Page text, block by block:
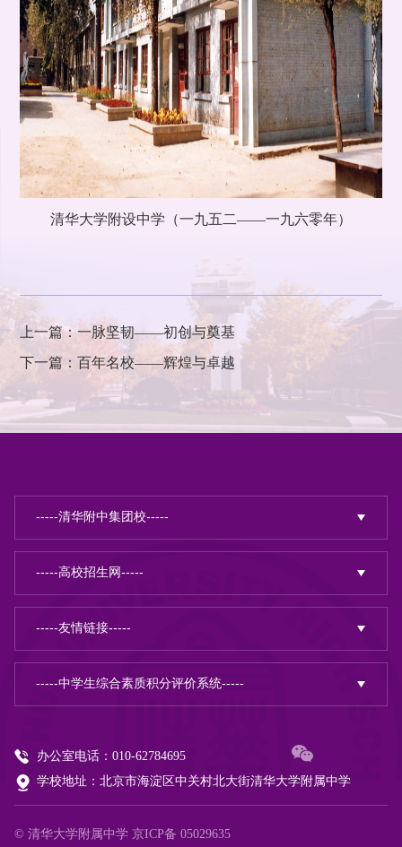
清华大学附设中学（一九五二——一九六零年）
上一篇：一脉坚韧——初创与奠基
下一篇：百年名校——辉煌与卓越
办公室电话：010-62784695
学校地址：北京市海淀区中关村北大街清华大学附属中学
© 清华大学附属中学京ICP备 05029635